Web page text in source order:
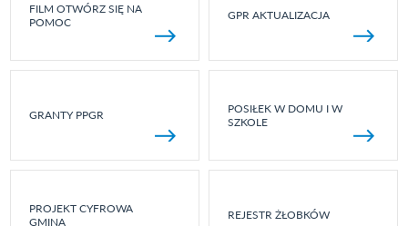
FILM OTWÓRZ SIĘ NA
POMOC
GPR AKTUALIZACJA
GRANTY PPGR
POSIŁEK W DOMU I W
SZKOLE
PROJEKT CYFROWA
GMINA
REJESTR ŻŁOBKÓW